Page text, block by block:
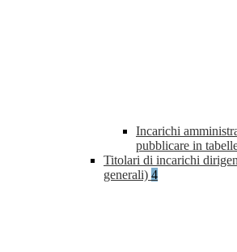
Incarichi
pubblicare in
Titolari di incarichi
generali) 4